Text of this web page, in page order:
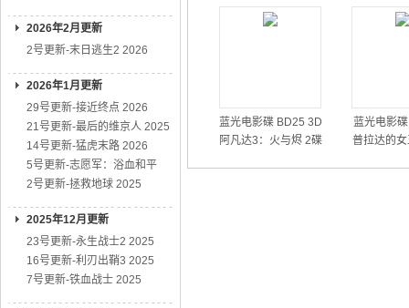
2026年2月更新
2号更新-末日逃生2 2026
2026年1月更新
29号更新-接近终点 2026
21号更新-最后的维京人 2025
14号更新-猛虎末路 2026
5号更新-志愿军：浴血和平
2号更新-拯救地球 2025
2025年12月更新
23号更新-永生战士2 2025
16号更新-利刃出鞘3 2025
7号更新-铁血战士 2025
蓝光电影碟 BD25 3D
阿凡达3：火与烬 2碟
蓝光电影
普拉达的